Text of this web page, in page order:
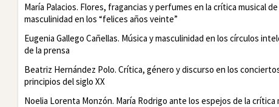
María Palacios. Flores, fragancias y perfumes en la crítica musical
masculinidad en los “felices años veinte”
Eugenia Gallego Cañellas. Música y masculinidad en los círculos
de la prensa
Beatriz Hernández Polo. Crítica, género y discurso en los
principios del siglo XX
Noelia Lorenta Monzón. María Rodrigo ante los espejos de la crítica